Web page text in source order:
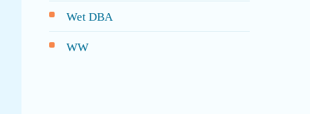
Wet DBA
WW